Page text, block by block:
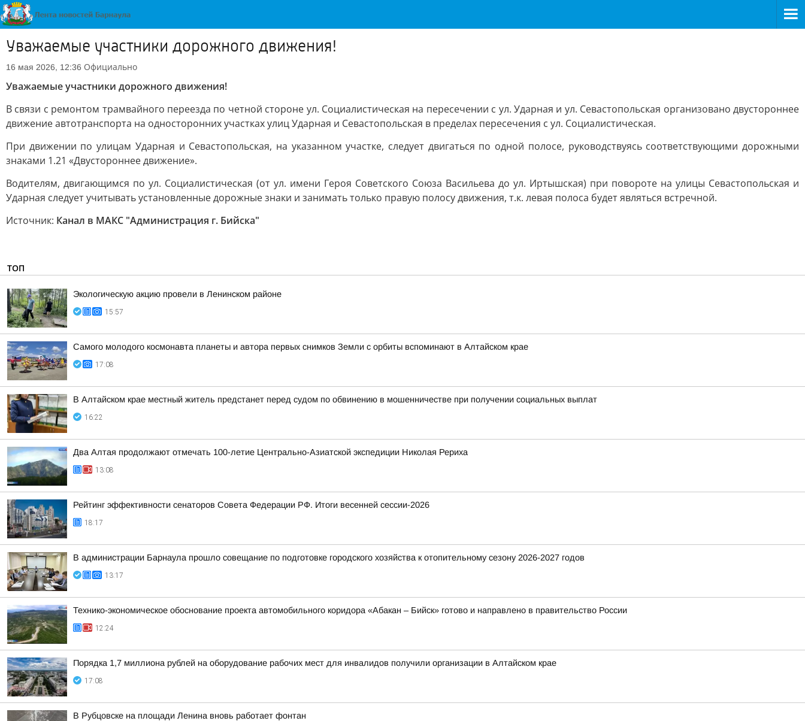
Уважаемые участники дорожного движения!
16 мая 2026, 12:36 Официально
Уважаемые участники дорожного движения!
В связи с ремонтом трамвайного переезда по четной стороне ул. Социалистическая на пересечении с ул. Ударная и ул. Севастопольская организовано двустороннее
движение автотранспорта на односторонних участках улиц Ударная и Севастопольская в пределах пересечения с ул. Социалистическая.
При движении по улицам Ударная и Севастопольская, на указанном участке, следует двигаться по одной полосе, руководствуясь соответствующими дорожными
знаками 1.21 «Двустороннее движение».
Водителям, двигающимся по ул. Социалистическая (от ул. имени Героя Советского Союза Васильева до ул. Иртышская) при повороте на улицы Севастопольская и
Ударная следует учитывать установленные дорожные знаки и занимать только правую полосу движения, т.к. левая полоса будет являться встречной.
Источник: Канал в МАКС "Администрация г. Бийска"
ТОП
Экологическую акцию провели в Ленинском районе
15:57
Самого молодого космонавта планеты и автора первых снимков Земли с орбиты вспоминают в Алтайском крае
17:08
В Алтайском крае местный житель предстанет перед судом по обвинению в мошенничестве при получении социальных выплат
16:22
Два Алтая продолжают отмечать 100-летие Центрально-Азиатской экспедиции Николая Рериха
13:08
Рейтинг эффективности сенаторов Совета Федерации РФ. Итоги весенней сессии-2026
18:17
В администрации Барнаула прошло совещание по подготовке городского хозяйства к отопительному сезону 2026-2027 годов
13:17
Технико-экономическое обоснование проекта автомобильного коридора «Абакан – Бийск» готово и направлено в правительство России
12:24
Порядка 1,7 миллиона рублей на оборудование рабочих мест для инвалидов получили организации в Алтайском крае
17:08
В Рубцовске на площади Ленина вновь работает фонтан